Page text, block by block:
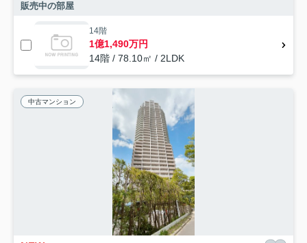
販売中の部屋
14階
1億1,490万円
14階 / 78.10㎡ / 2LDK
中古マンション